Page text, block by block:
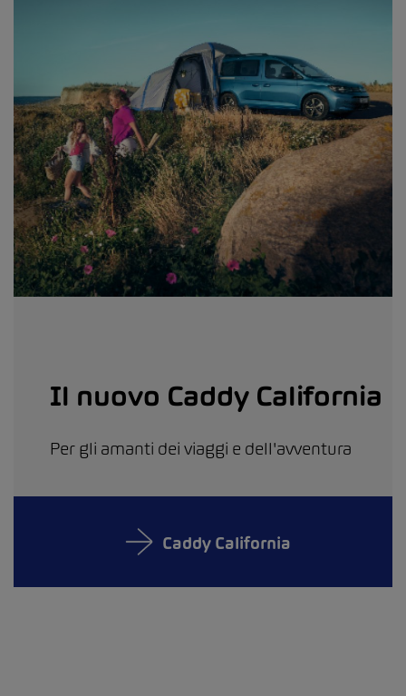
Il nuovo Caddy California
Per gli amanti dei viaggi e dell'avventura
Caddy California